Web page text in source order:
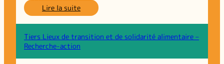
Lire la suite:
Droits
des
enfants :
Tiers Lieux de transition et de solidarité alimentaire –
Recherche-action